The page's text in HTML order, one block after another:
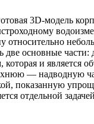
3D-модель
относительно
две основные
и является
— надводную
показанную
отдельной